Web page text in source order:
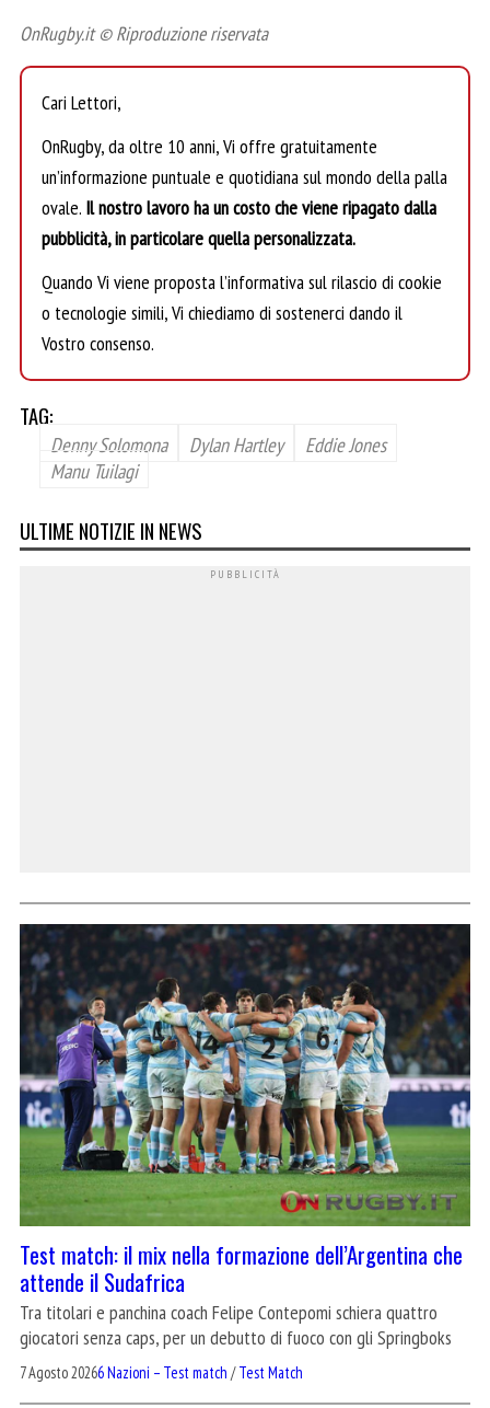
OnRugby.it © Riproduzione riservata
Cari Lettori,
OnRugby, da oltre 10 anni, Vi offre gratuitamente
un’informazione puntuale e quotidiana sul mondo della palla
ovale. Il nostro lavoro ha un costo che viene ripagato dalla
pubblicità, in particolare quella personalizzata.
Quando Vi viene proposta l’informativa sul rilascio di cookie
o tecnologie simili, Vi chiediamo di sostenerci dando il
Vostro consenso.
TAG:
Denny Solomona Dylan Hartley
Eddie Jones
Manu Tuilagi
ULTIME NOTIZIE IN NEWS
Test match: il mix nella formazione dell’Argentina che
attende il Sudafrica
Tra titolari e panchina coach Felipe Contepomi schiera quattro
giocatori senza caps, per un debutto di fuoco con gli Springboks
7 Agosto 20266 Nazioni – Test match /Test Match